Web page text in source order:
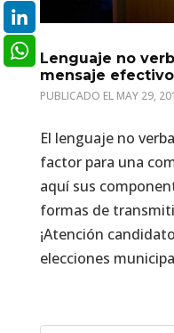
Lenguaje no
mensaje efectivo
MAY 29,
El lenguaje no
factor para una
aquí sus
formas de
¡Atención
elecciones
Email
LinkedIn
WhatsApp